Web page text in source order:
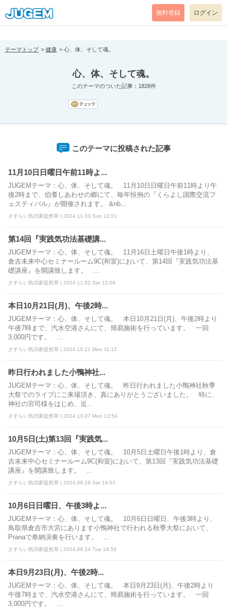
[pear_error: message="Success" code=0 mode=return level=notice
prefix="" info=""]
無料登録 ログイン
テーマトップ 健康 心、体、そして魂。
心、体、そして魂。
このテーマのついた記事：1828件
このテーマに投稿された記事
11月10日日曜日午前11時よ...
JUGEMテーマ：心、体、そして魂。 11月10日日曜日午前11時より午
後2時まで、伯耆しあわせの郷にて、毎年恒例の『くらよし国際交流フ
ェスティバル』が開催されます。 &nb...
さすらい気功家徒然草 | 2024.11.03 Sun 12:01
第14回『実践気功法基礎講...
JUGEMテーマ：心、体、そして魂。 11月16日土曜日午後1時より、
倉吉未来中心セミナールーム9C(和室)において、第14回『実践気功法基
礎講座』を開講致します。 ...
さすらい気功家徒然草 | 2024.11.02 Sat 12:09
本日10月21日(月)、午後2時...
JUGEMテーマ：心、体、そして魂。 本日10月21日(月)、午後2時より
午後7時まで、汽水空港さんにて、簡易施術を行っています。 一回
3,000円です。 ...
さすらい気功家徒然草 | 2024.10.21 Mon 11:12
昨日行われました小鴨神社...
JUGEMテーマ：心、体、そして魂。 昨日行われました小鴨神社秋季
大祭でのライブにご来場頂き、真にありがとうございました。 特に、
神社の宮司様をはじめ、近...
さすらい気功家徒然草 | 2024.10.07 Mon 13:54
10月5日(土)第13回『実践気...
JUGEMテーマ：心、体、そして魂。 10月5日土曜日午後1時より、倉
吉未来中心セミナールーム9C(和室)において、第13回『実践気功法基礎
講座』を開講致します。 ...
さすらい気功家徒然草 | 2024.09.28 Sat 14:51
10月6日日曜日、午後3時よ...
JUGEMテーマ：心、体、そして魂。 10月6日日曜日、午後3時より、
鳥取県倉吉市大宮にあります小鴨神社で行われる秋季大祭において、
Pranaで奉納演奏を行います。 ...
さすらい気功家徒然草 | 2024.09.24 Tue 19:59
本日9月23日(月)、午後2時...
JUGEMテーマ：心、体、そして魂。 本日9月23日(月)、午後2時より
午後7時まで、汽水空港さんにて、簡易施術を行っています。 一回
3,000円です。 ...